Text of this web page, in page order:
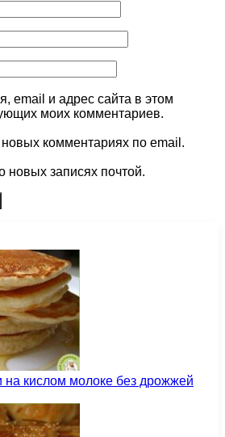
email и адрес сайта в этом
моих комментариев.
комментариях по email.
новых записях почтой.
кислом молоке без дрожжей